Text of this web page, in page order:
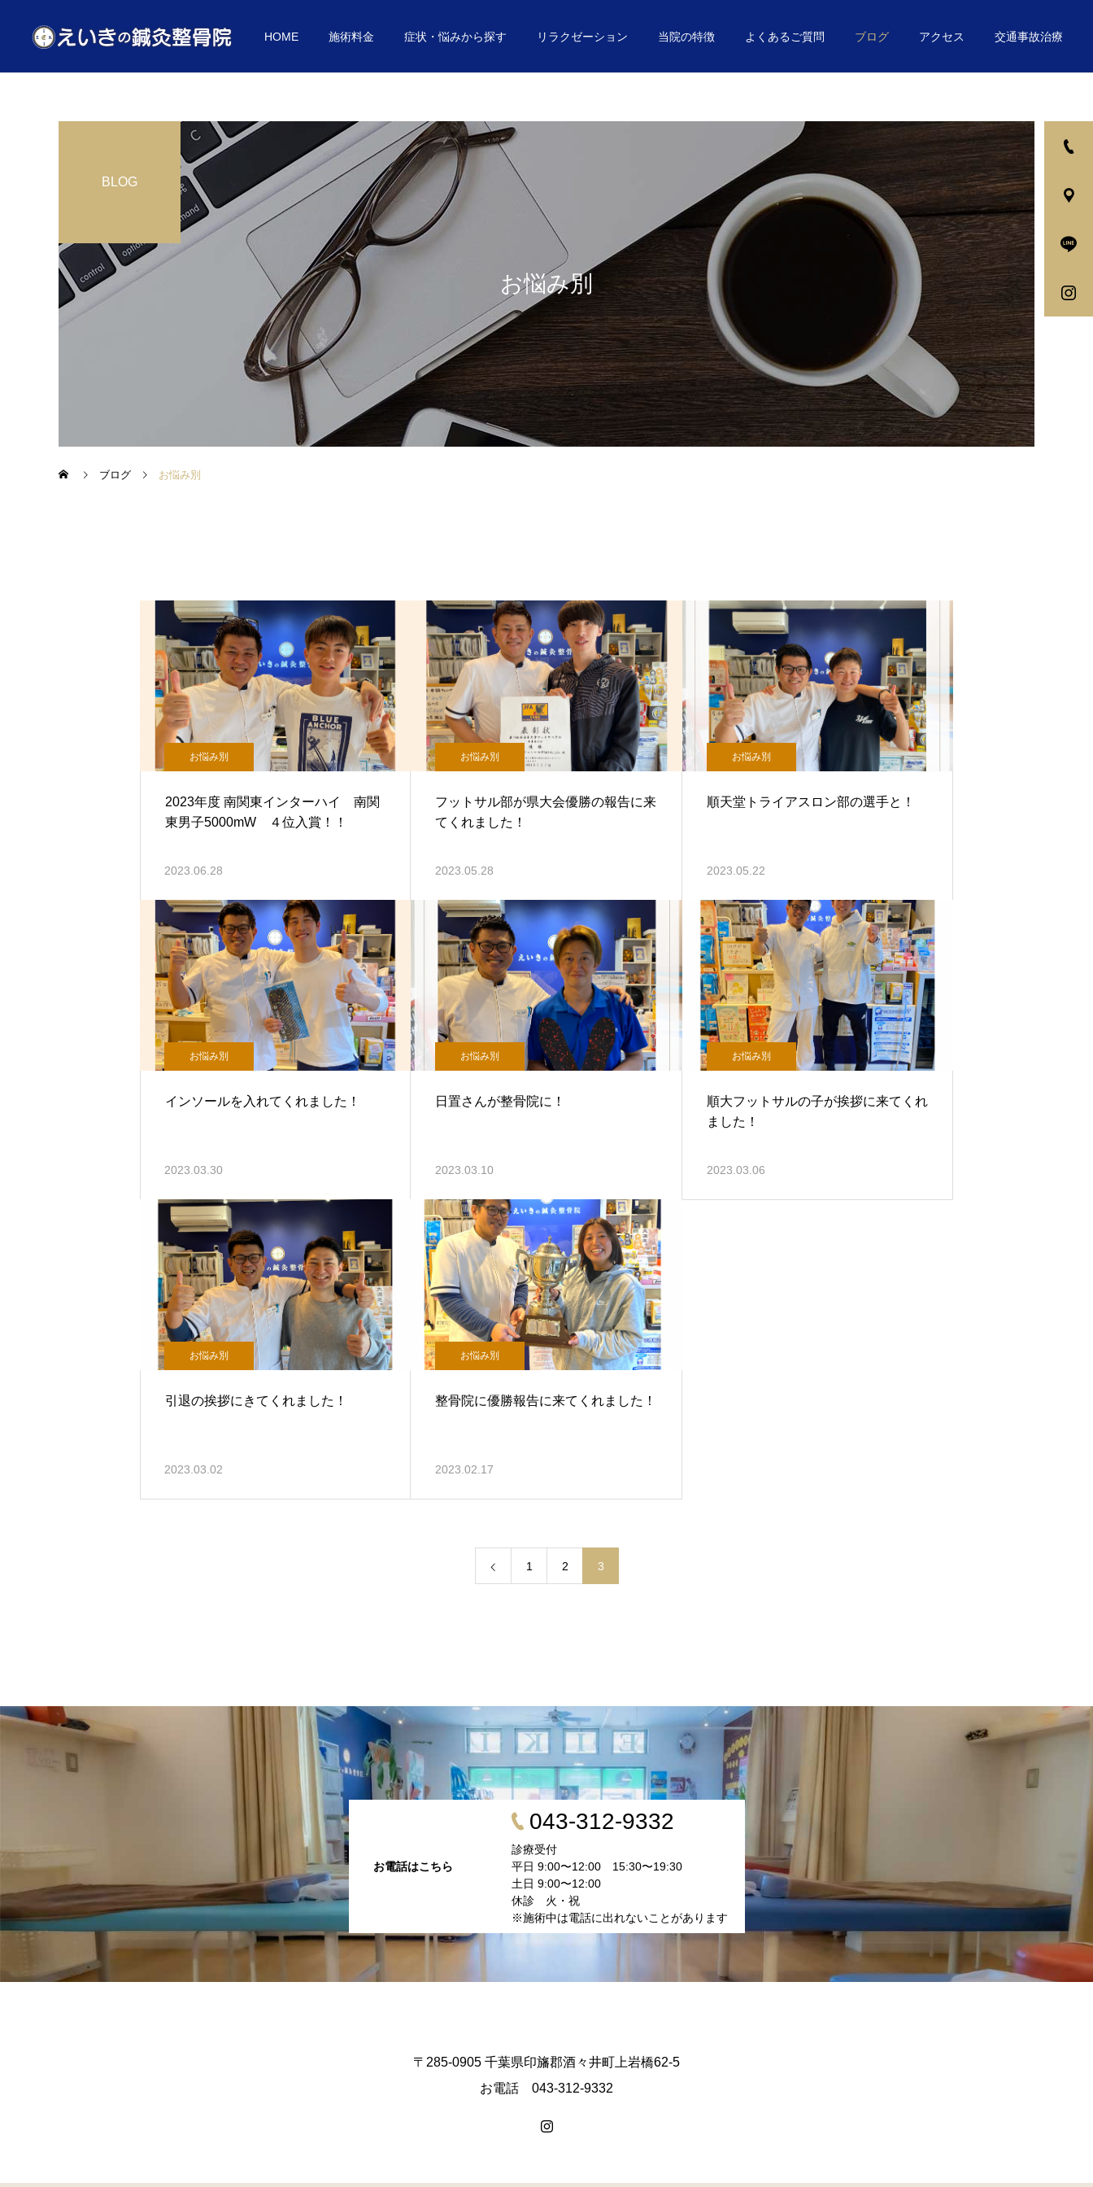
HOME 施術料金 症状・悩みから探す リラクゼーション 当院の特徴 よくあるご質問 ブログ アクセス 交通事故治療
詳細を見る
施術料金 初めての方へ 交通事故対応
助成券対応 駅近・駐車場完備
肩こりセルフチェック
お悩み別
マッサージの4倍！？”鍼治
お悩み別
ぎっくり腰なりやすい人の
その違和感は「ぎっくり
腰」の予兆かも！？
お悩み別
姿勢の”セルフチェック”
お悩み別
BLOG
ブログ お悩み別
お悩み別
2023年度 南関東インターハイ 南関
東男子5000mW ４位入賞！！
2023.06.28
お悩み別
フットサル部が県大会優勝の報告に来
てくれました！
2023.05.28
お悩み別
順天堂トライアスロン部の選手と！
2023.05.22
お悩み別
インソールを入れてくれました！
2023.03.30
お悩み別
日置さんが整骨院に！
2023.03.10
お悩み別
順大フットサルの子が挨拶に来てくれ
ました！
2023.03.06
お悩み別
引退の挨拶にきてくれました！
2023.03.02
お悩み別
整骨院に優勝報告に来てくれました！
2023.02.17
1 2 3
お電話はこちら
043-312-9332
診療受付
平日 9:00〜12:00 15:30〜19:30
土日 9:00〜12:00
休診 火・祝
※施術中は電話に出れないことがあります
〒285-0905 千葉県印旛郡酒々井町上岩橋62-5
お電話 043-312-9332